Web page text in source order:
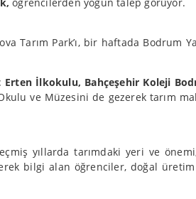
Tarım Park’ı, bir haftada Bodrum
İlkokulu, Bahçeşehir Koleji
ve Müzesini de gezerek tarım
yıllarda tarımdaki yeri ve
bilgi alan öğrenciler, doğal